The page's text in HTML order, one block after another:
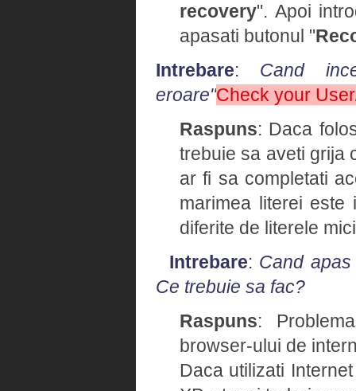
recovery". Apoi
apasati butonul "
Intrebare: Cand
eroare"Check your
Raspuns: Daca
trebuie sa aveti grija
ar fi sa completati
marimea literei este
diferite de literele
Intrebare: Cand
Ce trebuie sa fac?
Raspuns:
browser-ului de
Daca utilizati